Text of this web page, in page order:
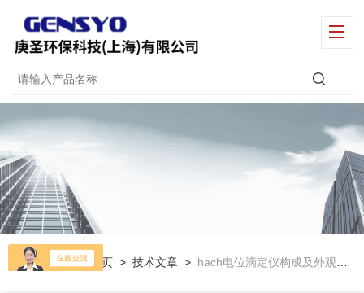
当前位置： 首页 >技术文章 > hach电位滴定仪构成及外观检定事项